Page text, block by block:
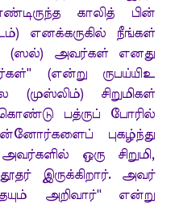
காலித் பின்
எனக்கருகில் நீங்கள்
(ஸல்) அவர்கள் எனது
(என்று ருபய்யிஉ
(முஸ்லிம்) சிறுமிகள்
பத்ருப் போரில்
புகழ்ந்து
ஒரு சிறுமி,
இருக்கிறார். அவர்
அறிவார்'' என்று